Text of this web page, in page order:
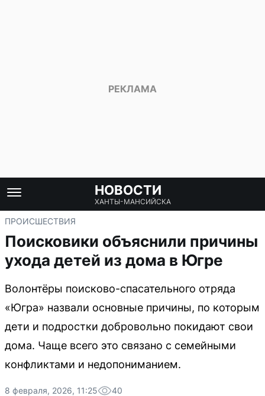
НОВОСТИ
ХАНТЫ-МАНСИЙСКА
ПРОИСШЕСТВИЯ
Поисковики объяснили причины
ухода детей из дома в Югре
Волонтёры поисково-спасательного отряда
«Югра» назвали основные причины, по которым
дети и подростки добровольно покидают свои
дома. Чаще всего это связано с семейными
конфликтами и недопониманием.
8 февраля, 2026, 11:25 40